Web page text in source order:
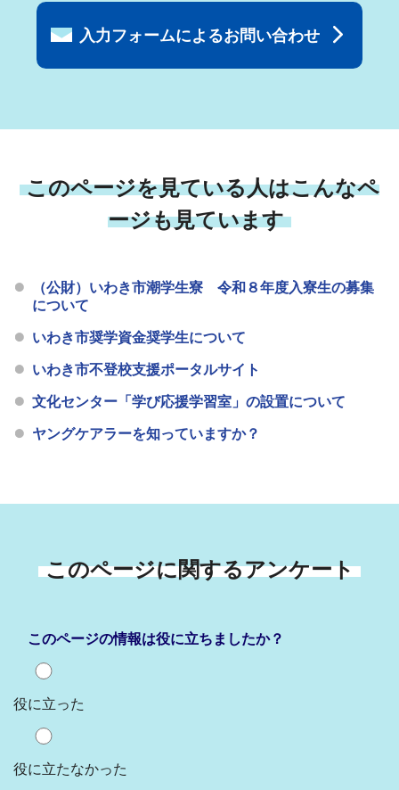
入力フォームによるお問い合わせ
このページを見ている人はこんなペ
ージも見ています
（公財）いわき市潮学生寮 令和８年度入寮生の募集
について
いわき市奨学資金奨学生について
いわき市不登校支援ポータルサイト
文化センター「学び応援学習室」の設置について
ヤングケアラーを知っていますか？
このページに関するアンケート
このページの情報は役に立ちましたか？
役に立った
役に立たなかった